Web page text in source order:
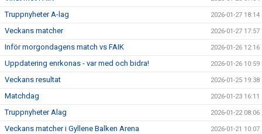
Truppnyheter A-lag 2026-01-27 18:14
Veckans matcher 2026-01-27 17:57
Inför morgondagens match vs FAIK 2026-01-26 12:16
Uppdatering enrkonas - var med och bidra! 2026-01-26 10:59
Veckans resultat 2026-01-25 19:38
Matchdag 2026-01-23 16:11
Truppnyheter Alag 2026-01-22 08:06
Veckans matcher i Gyllene Balken Arena 2026-01-21 10:07